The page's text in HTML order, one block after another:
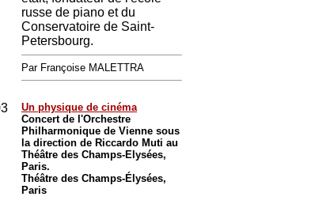
russe de piano et du
Conservatoire de Saint-
Petersbourg.
Par Françoise MALETTRA
Un physique de cinéma
Concert de l'Orchestre
Philharmonique de Vienne sous
la direction de Riccardo Muti au
Théâtre des Champs-Elysées,
Paris.
Théâtre des Champs-Élysées,
Paris